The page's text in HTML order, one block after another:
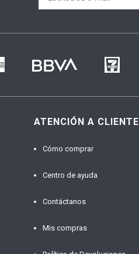
ATENCIÓN A
Cómo comprar
Centro de ayuda
Contáctanos
Mis compras